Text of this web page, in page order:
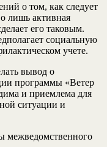
о том, как следует
лишь активная
его таковым.
социальную
учете.
вывод о
программы «Ветер
и приемлема для
ситуации и
межведомственного